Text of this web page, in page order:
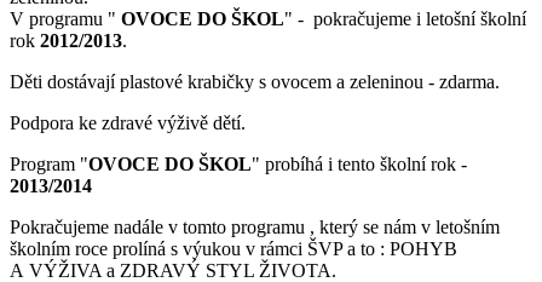
V programu " OVOCE DO ŠKOL" - pokračujeme i letošní školní
rok 2012/2013.
Děti dostávají plastové krabičky s ovocem a zeleninou - zdarma.
Podpora ke zdravé výživě dětí.
Program "OVOCE DO ŠKOL" probíhá i tento školní rok -
2013/2014
Pokračujeme nadále v tomto programu , který se nám v letošním
školním roce prolíná s výukou v rámci ŠVP a to : POHYB
A VÝŽIVA a ZDRAVÝ STYL ŽIVOTA.